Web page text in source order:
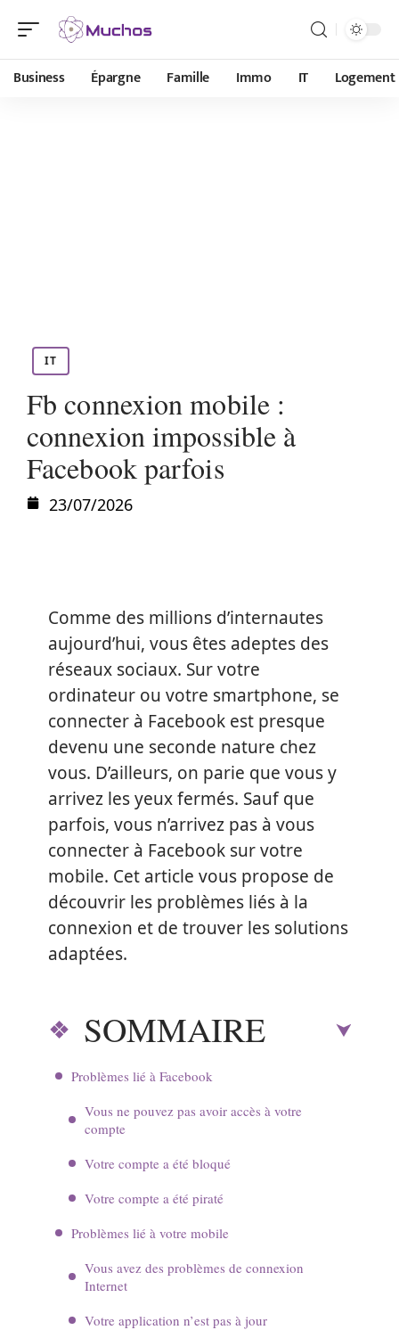
Business Épargne Famille Immo IT Logement
IT
Fb connexion mobile :
connexion impossible à
Facebook parfois
23/07/2026
Comme des millions d’internautes
aujourd’hui, vous êtes adeptes des
réseaux sociaux. Sur votre
ordinateur ou votre smartphone, se
connecter à Facebook est presque
devenu une seconde nature chez
vous. D’ailleurs, on parie que vous y
arrivez les yeux fermés. Sauf que
parfois, vous n’arrivez pas à vous
connecter à Facebook sur votre
mobile. Cet article vous propose de
découvrir les problèmes liés à la
connexion et de trouver les solutions
adaptées.
SOMMAIRE
Problèmes lié à Facebook
Vous ne pouvez pas avoir accès à votre
compte
Votre compte a été bloqué
Votre compte a été piraté
Problèmes lié à votre mobile
Vous avez des problèmes de connexion
Internet
Votre application n’est pas à jour